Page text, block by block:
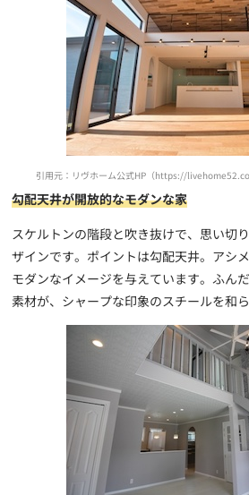
引用元：リヴホーム公式HP（https://
勾配天井が開放的なモダンな家
スケルトンの階段と吹き抜けで、思い切
ザインです。ポイントは勾配天井。アシ
モダンなイメージを与えています。ふん
素材が、シャープな印象のスチールを和ら